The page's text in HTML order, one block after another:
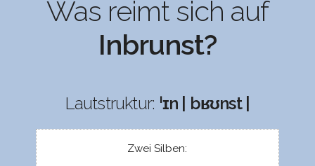
Was reimt sich auf
Inbrunst?
Lautstruktur: ˈɪn | bʁʊnst |
Zwei Silben: